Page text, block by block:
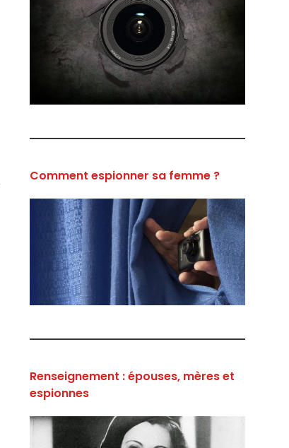
Comment espionner sa femme ?
Renseignement : épouses, mères et
espionnes